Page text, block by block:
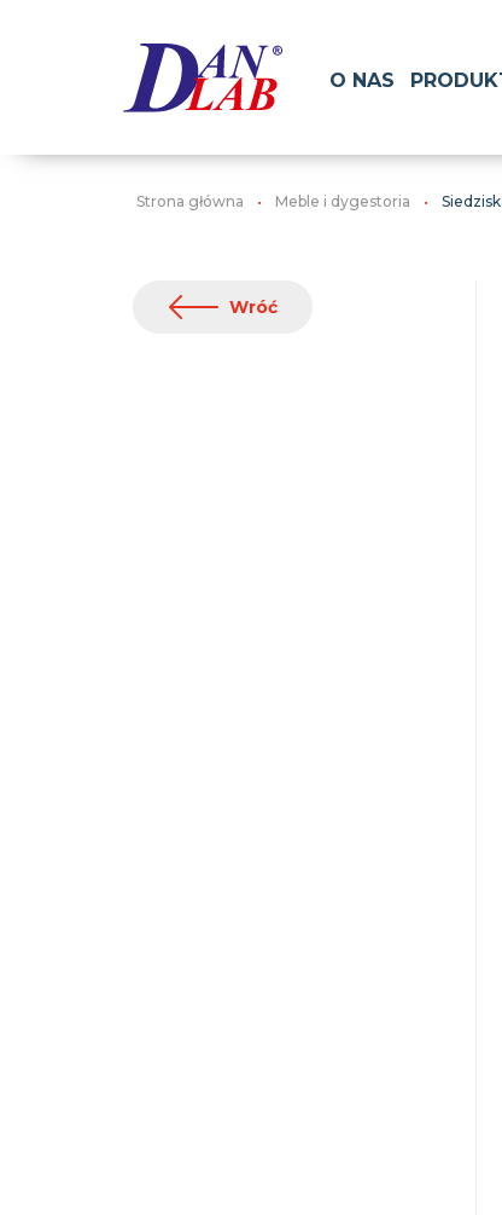
O NAS
Strona główna Meble i dygestoria
Wróć